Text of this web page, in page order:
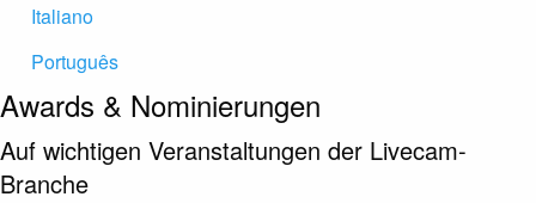
Italiano
Português
Awards & Nominierungen
Auf wichtigen Veranstaltungen der Livecam-
Branche